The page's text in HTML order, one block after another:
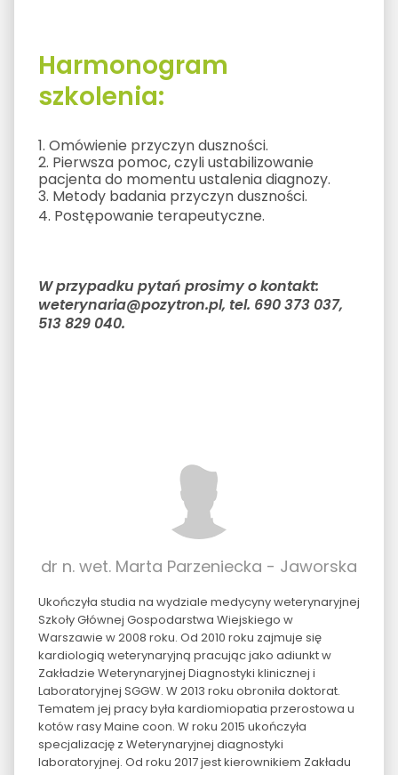
Harmonogram
szkolenia:
1. Omówienie przyczyn duszności.
2. Pierwsza pomoc, czyli ustabilizowanie
pacjenta do momentu ustalenia diagnozy.
3. Metody badania przyczyn duszności.
4. Postępowanie terapeutyczne.
W przypadku pytań prosimy o kontakt:
weterynaria@pozytron.pl, tel. 690 373 037,
513 829 040.
dr n. wet. Marta Parzeniecka - Jaworska
Ukończyła studia na wydziale medycyny weterynaryjnej
Szkoły Głównej Gospodarstwa Wiejskiego w
Warszawie w 2008 roku. Od 2010 roku zajmuje się
kardiologią weterynaryjną pracując jako adiunkt w
Zakładzie Weterynaryjnej Diagnostyki klinicznej i
Laboratoryjnej SGGW. W 2013 roku obroniła doktorat.
Tematem jej pracy była kardiomiopatia przerostowa u
kotów rasy Maine coon. W roku 2015 ukończyła
specjalizację z Weterynaryjnej diagnostyki
laboratoryjnej. Od roku 2017 jest kierownikiem Zakładu